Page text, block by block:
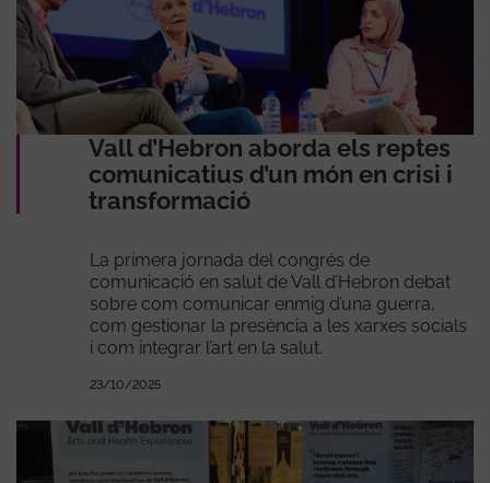
Vall d’Hebron aborda els reptes
comunicatius d’un món en crisi i
transformació
La primera jornada del congrés de
comunicació en salut de Vall d’Hebron debat
sobre com comunicar enmig d’una guerra,
com gestionar la presència a les xarxes socials
i com integrar l’art en la salut.
23/10/2025